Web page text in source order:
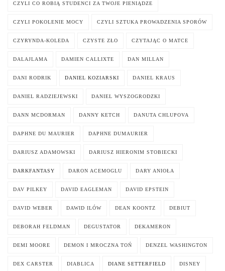
CZYLI CO ROBIĄ STUDENCI ZA TWOJE PIENIĄDZE
CZYLI POKOLENIE MOCY CZYLI SZTUKA PROWADZENIA SPORÓW
CZYRYNDA-KOLEDA CZYSTE ZŁO CZYTAJĄC O MATCE
DALAJLAMA DAMIEN CALLIXTE DAN MILLAN
DANI RODRIK DANIEL KOZIARSKI DANIEL KRAUS
DANIEL RADZIEJEWSKI DANIEL WYSZOGRODZKI
DANN MCDORMAN DANNY KETCH DANUTA CHLUPOVA
DAPHNE DU MAURIER DAPHNE DUMAURIER
DARIUSZ ADAMOWSKI DARIUSZ HIERONIM STOBIECKI
DARKFANTASY DARON ACEMOGLU DARY ANIOŁA
DAV PILKEY DAVID EAGLEMAN DAVID EPSTEIN
DAVID WEBER DAWID ILÓW DEAN KOONTZ DEBIUT
DEBORAH FELDMAN DEGUSTATOR DEKAMERON
DEMI MOORE DEMON I MROCZNA TOŃ DENZEL WASHINGTON
DEX CARSTER DIABLICA DIANE SETTERFIELD DISNEY